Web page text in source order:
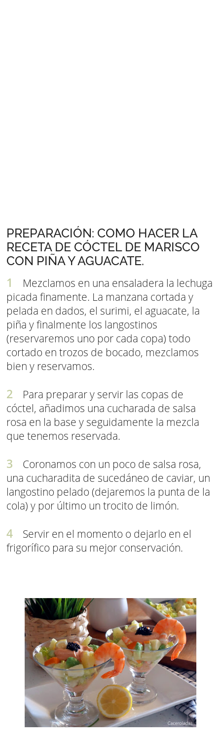
PREPARACIÓN: COMO HACER LA
RECETA DE CÓCTEL DE MARISCO
CON PIÑA Y AGUACATE.
Mezclamos en una ensaladera la lechuga
picada finamente. La manzana cortada y
pelada en dados, el surimi, el aguacate, la
piña y finalmente los langostinos
(reservaremos uno por cada copa) todo
cortado en trozos de bocado, mezclamos
bien y reservamos.
Para preparar y servir las copas de
cóctel, añadimos una cucharada de salsa
rosa en la base y seguidamente la mezcla
que tenemos reservada.
Coronamos con un poco de salsa rosa,
una cucharadita de sucedáneo de caviar, un
langostino pelado (dejaremos la punta de la
cola) y por último un trocito de limón.
Servir en el momento o dejarlo en el
frigorífico para su mejor conservación.